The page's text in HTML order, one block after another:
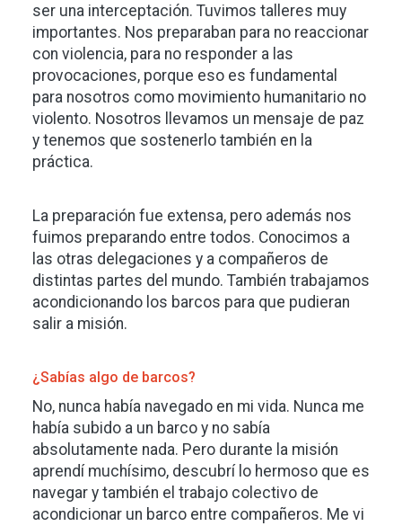
ser una interceptación. Tuvimos talleres muy
importantes. Nos preparaban para no reaccionar
con violencia, para no responder a las
provocaciones, porque eso es fundamental
para nosotros como movimiento humanitario no
violento. Nosotros llevamos un mensaje de paz
y tenemos que sostenerlo también en la
práctica.
La preparación fue extensa, pero además nos
fuimos preparando entre todos. Conocimos a
las otras delegaciones y a compañeros de
distintas partes del mundo. También trabajamos
acondicionando los barcos para que pudieran
salir a misión.
¿Sabías algo de barcos?
No, nunca había navegado en mi vida. Nunca me
había subido a un barco y no sabía
absolutamente nada. Pero durante la misión
aprendí muchísimo, descubrí lo hermoso que es
navegar y también el trabajo colectivo de
acondicionar un barco entre compañeros. Me vi